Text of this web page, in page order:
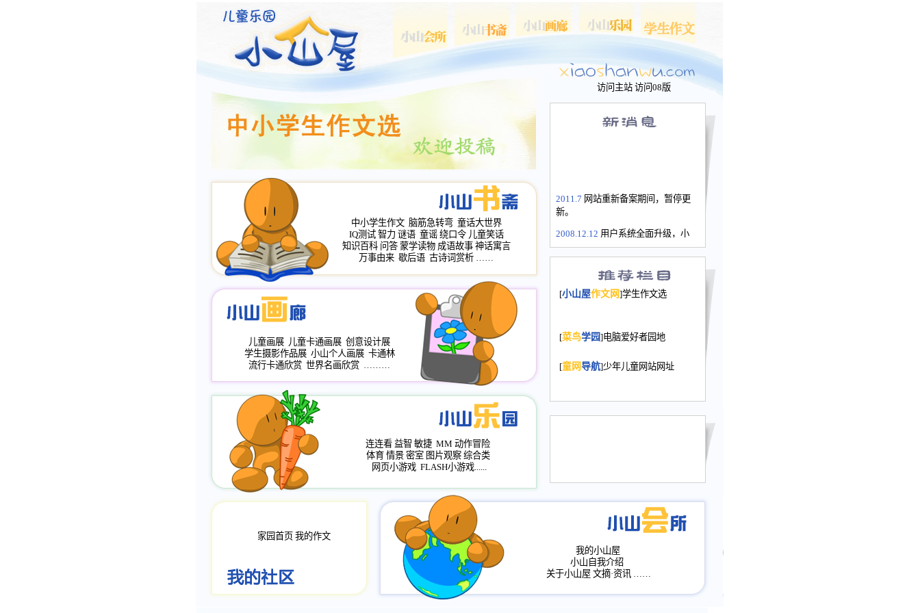
访问主站 访问08版
2011.7 网站重新备案期间，暂停更
新。
2008.12.12 用户系统全面升级，小
山屋主站、作文网、学生作文、家
长会、家园网－个人空间，用户一
次注册全部通行。
2008.12.12家园网正式运行，域
年，2009版提前启用，小山屋全面
小山画廊均增加多个新栏目。。
评分、顶功能，作文宝典改版。
[小山屋作文网]学生作文选
[菜鸟学园]电脑爱好者园地
[童网导航]少年儿童网站网址
中小学生作文 脑筋急转弯 童话大世界
IQ测试 智力 谜语 童谣 绕口令 儿童笑话
知识百科 问答 蒙学读物 成语故事 神话寓言
万事由来 歇后语 古诗词赏析 ……
儿童画展 儿童卡通画展 创意设计展
学生摄影作品展 小山个人画展 卡通林
流行卡通欣赏 世界名画欣赏 ………
连连看 益智 敏捷 MM 动作冒险
体育 情景 密室 图片观察 综合类
网页小游戏 FLASH小游戏......
家园首页 我的作文
我的小山屋
小山自我介绍
关于小山屋 文摘·资讯 ……